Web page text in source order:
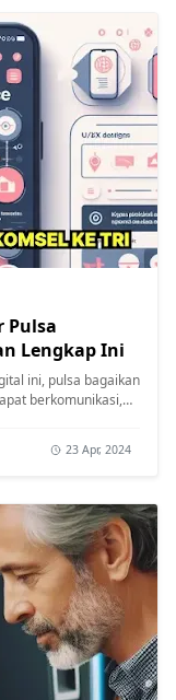
Pulsa
Lengkap Ini
berkomunikasi,
23 Apr, 2024